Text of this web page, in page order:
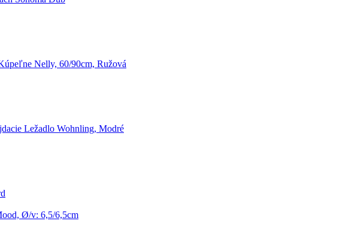
Nelly, 60/90cm, Ružová
Ležadlo Wohnling, Modré
Ø/v: 6,5/6,5cm